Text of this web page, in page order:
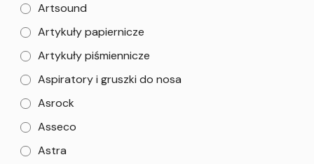
Artsound
Artykuły papiernicze
Artykuły piśmiennicze
Aspiratory i gruszki do nosa
Asrock
Asseco
Astra